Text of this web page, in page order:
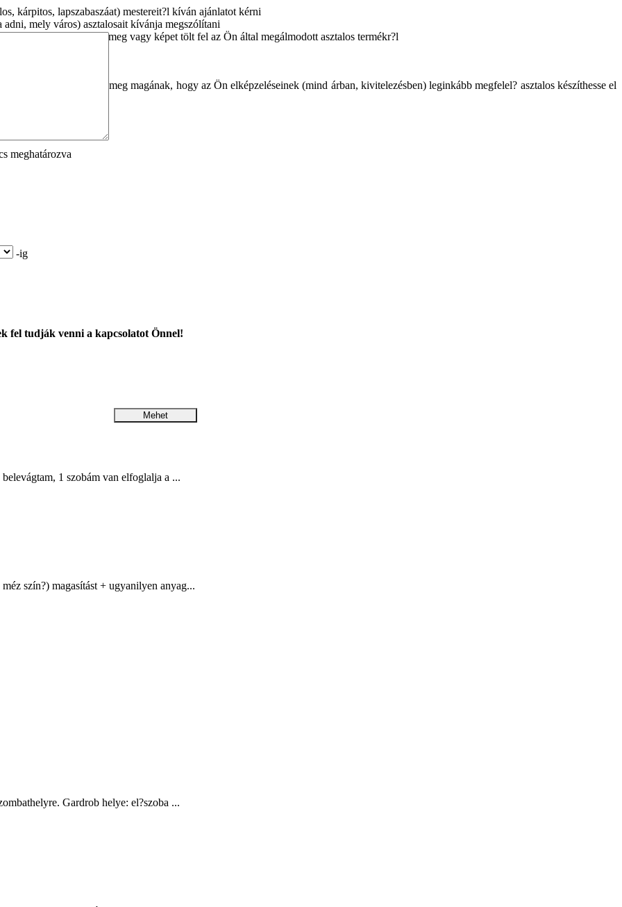
kárpitos, lapszabaszáat) mestereit?l kíván ajánlatot kérni
mely város) asztalosait kívánja megszólítani
bemutató linket oszt meg vagy képet tölt fel az Ön által megálmodott asztalos termékr?l
jelent?s id?t spórolva meg magának, hogy az Ön elképzeléseinek (mind árban, kivitelezésben) leginkább megfelel? asztalos készíthesse el
meghatározva
-ig
fel tudják venni a kapcsolatot Önnel!
1 szobám van elfoglalja a ...
szín?) magasítást + ugyanilyen anyag...
Gardrob helye: el?szoba ...